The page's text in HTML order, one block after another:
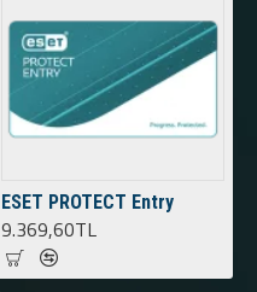
ESET PROTECT Entry
9.369,60TL